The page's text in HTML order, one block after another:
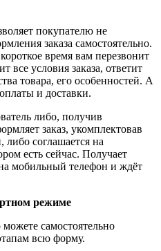
покупателю не
заказа самостоятельно.
время вам перезвонит
все условия заказа, ответит
товара, его особенностей. А
и доставки.
либо, получив
заказ, укомплектовав
соглашается на
есть сейчас. Получает
мобильный телефон и ждёт
режиме
самостоятельно
всю форму.